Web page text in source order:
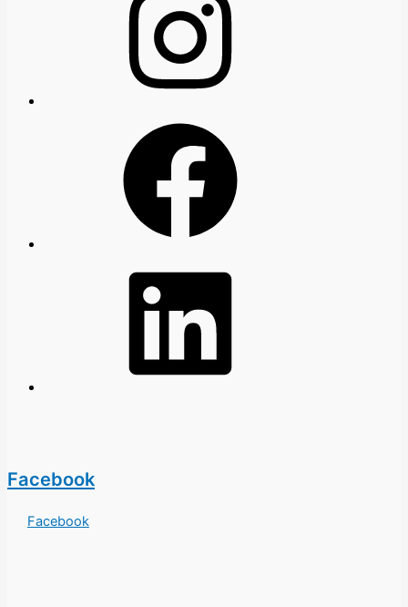
Facebook
Facebook